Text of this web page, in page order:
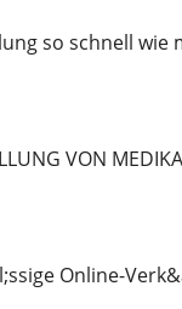
so schnell
VON
Online-